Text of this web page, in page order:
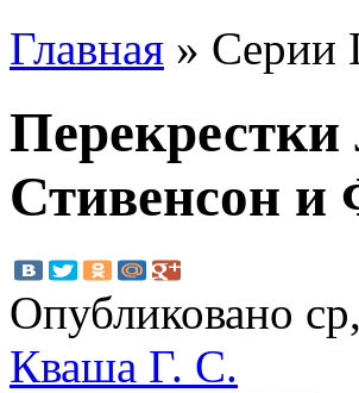
Главная » Серии
Стивенсон
Опубликовано
Кваша Г. С.